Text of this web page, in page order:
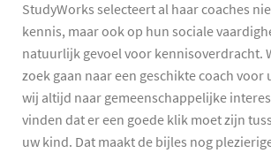
StudyWorks selecteert al haar coaches
kennis, maar ook op hun sociale
natuurlijk gevoel voor kennisoverdracht.
zoek gaan naar een geschikte coach voor
wij altijd naar gemeenschappelijke
vinden dat er een goede klik moet zijn
uw kind. Dat maakt de bijles nog